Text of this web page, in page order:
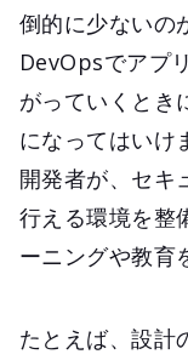
倒的に少ないの
DevOpsでアプ
がっていくとき
になってはいけ
開発者が、セキ
行える環境を整
ーニングや教育
たとえば、設計